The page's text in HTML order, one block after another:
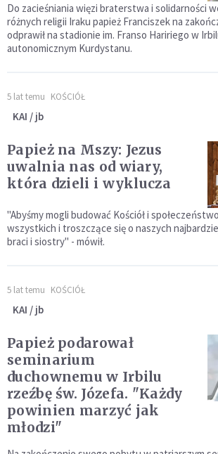
Do zacieśniania więzi braterstwa i solidarności
różnych religii Iraku papież Franciszek na
odprawił na stadionie im. Franso Haririego w
autonomicznym Kurdystanu.
5 lat temu KOŚCIÓŁ
KAI / jb
Papież na Mszy: Jezus
uwalnia nas od wiary,
która dzieli i wyklucza
"Abyśmy mogli budować Kościół i
wszystkich i troszczące się o naszych
braci i siostry" - mówił.
5 lat temu KOŚCIÓŁ
KAI / jb
Papież podarował
seminarium
duchownemu w Irbilu
rzeźbę św. Józefa. "Każdy
powinien marzyć jak
młodzi"